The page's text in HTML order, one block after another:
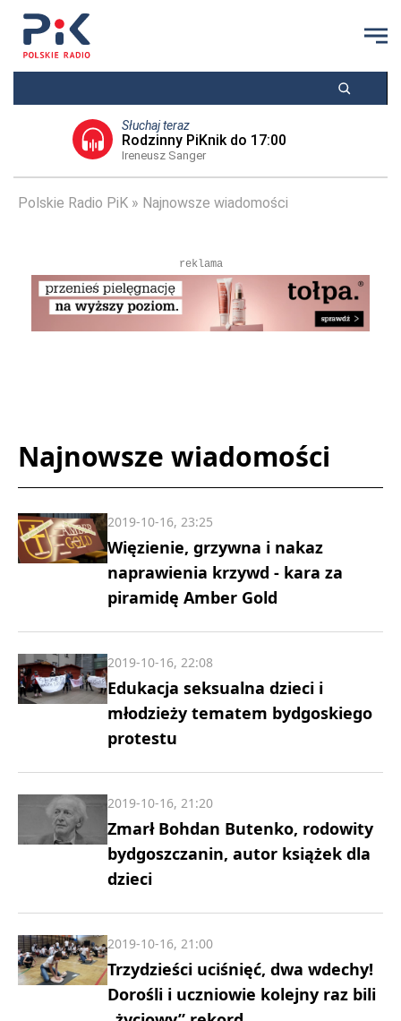
Słuchaj teraz
Rodzinny PiKnik do 17:00
Ireneusz Sanger
Polskie Radio PiK Najnowsze wiadomości
reklama
Najnowsze wiadomości
Więzienie, grzywna i nakaz
naprawienia krzywd - kara za
piramidę Amber Gold
2019-10-16, 23:25
Edukacja seksualna dzieci i
młodzieży tematem bydgoskiego
protestu
2019-10-16, 22:08
Zmarł Bohdan Butenko, rodowity
bydgoszczanin, autor książek dla
dzieci
2019-10-16, 21:20
Trzydzieści uciśnięć, dwa wdechy!
Dorośli i uczniowie kolejny raz bili
2019-10-16, 21:00